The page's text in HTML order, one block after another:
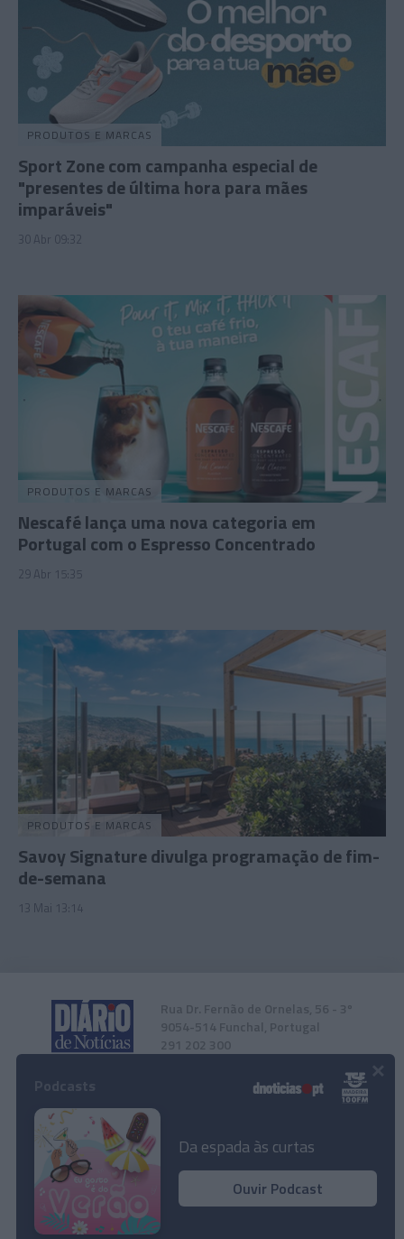
PRODUTOS E MARCAS
Sport Zone com campanha especial de
"presentes de última hora para mães
imparáveis"
30 Abr 09:32
PRODUTOS E MARCAS
Nescafé lança uma nova categoria em
Portugal com o Espresso Concentrado
29 Abr 15:35
PRODUTOS E MARCAS
Savoy Signature divulga programação de fim-
de-semana
13 Mai 13:14
Rua Dr. Fernão de Ornelas, 56 - 3º
9054-514 Funchal, Portugal
291 202 300
Instale a nossa App
© 2026 Empresa Diário de Notícias, Lda.
Todos os direitos reservados.
Da espada às curtas
Ouvir Podcast
×